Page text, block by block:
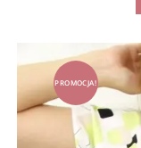
PROMOCJA!